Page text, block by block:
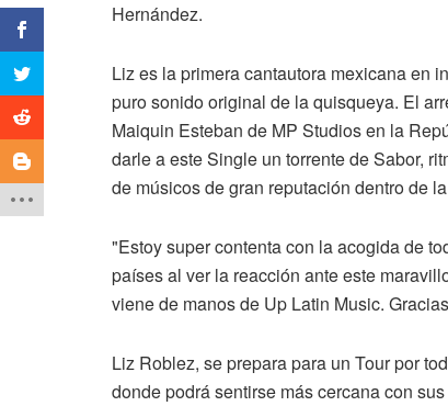
Hernández.
Liz es la primera cantautora mexicana en
puro sonido original de la quisqueya. El
Maiquin Esteban de MP Studios en la
darle a este Single un torrente de Sabor,
de músicos de gran reputación dentro de
"Estoy super contenta con la acogida de
países al ver la reacción ante este
viene de manos de Up Latin Music.
Liz Roblez, se prepara para un Tour por
donde podrá sentirse más cercana con